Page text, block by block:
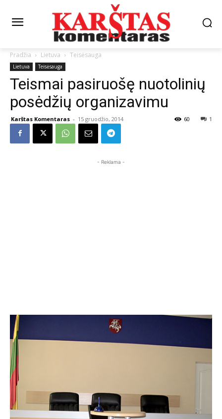
Pradžia Lietuva Teisėsauga
Lietuva Teisėsauga
Teismai pasiruošę nuotolinių
posėdžių organizavimu
Karštas Komentaras - 15 gruodžio, 2014 1
60
- Reklama -